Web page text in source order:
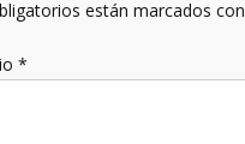
están marcados con
*